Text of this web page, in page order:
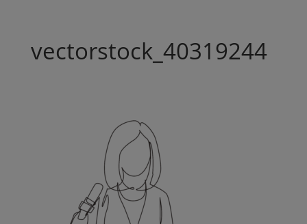
vectorstock_40319244